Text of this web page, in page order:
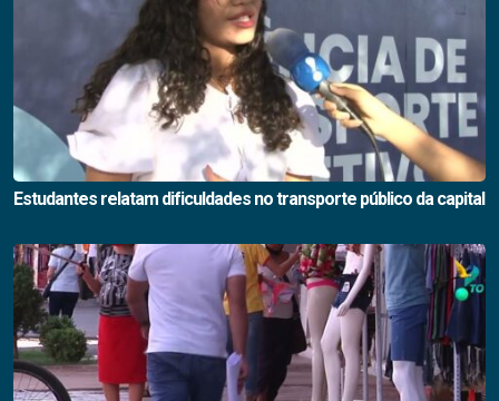
Estudantes relatam dificuldades no transporte público da capital